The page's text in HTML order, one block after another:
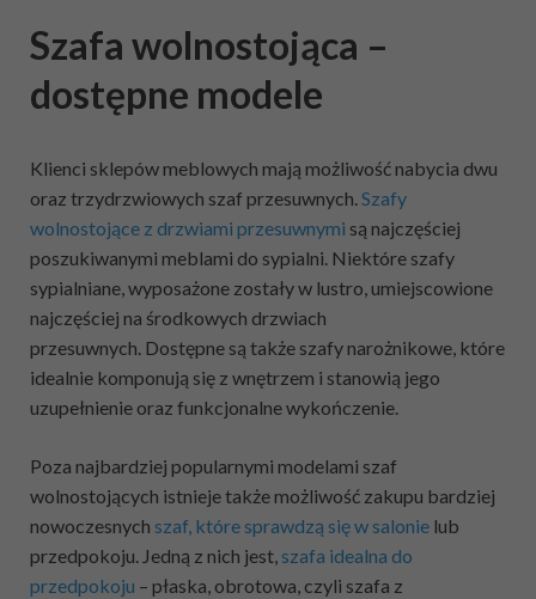
Szafa wolnostojąca –
dostępne modele
Klienci sklepów meblowych mają możliwość nabycia dwu
oraz trzydrzwiowych szaf przesuwnych.Szafy
wolnostojące z drzwiami przesuwnymi są najczęściej
poszukiwanymi meblami do sypialni. Niektóre szafy
sypialniane, wyposażone zostały w lustro, umiejscowione
najczęściej na środkowych drzwiach
przesuwnych. Dostępne są także szafy narożnikowe, które
idealnie komponują się z wnętrzem i stanowią jego
uzupełnienie oraz funkcjonalne wykończenie.
Poza najbardziej popularnymi modelami szaf
wolnostojących istnieje także możliwość zakupu bardziej
nowoczesnych szaf, które sprawdzą się w salonie lub
przedpokoju. Jedną z nich jest, szafa idealna do
przedpokoju – płaska, obrotowa, czyli szafa z